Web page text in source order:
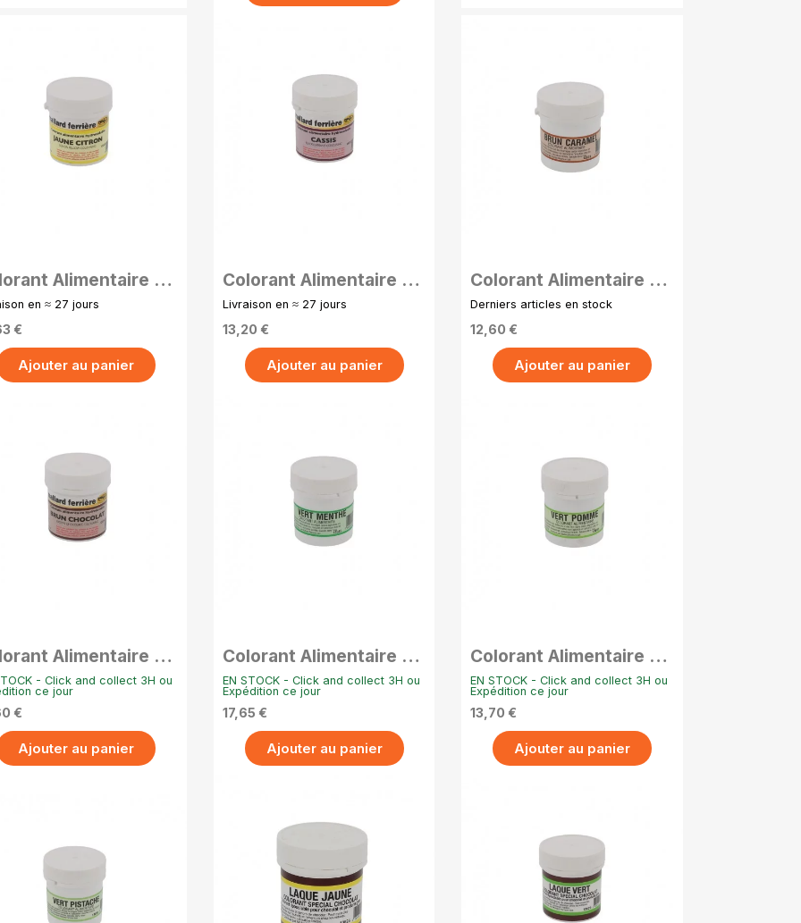
Alimentaire en
Hydrosoluble –
- Jaune citron
en ≈ 27 jours
€
Ajouter au panier
Colorant Alimentaire en
Poudre Hydrosoluble –
20g - Cassis
Livraison en ≈ 27 jours
13,20 €
Ajouter au panier
Colorant Alimentaire en
Poudre Hydrosoluble –
20g - Brun caramel
Derniers articles en stock
12,60 €
Ajouter au panier
Alimentaire en
Hydrosoluble –
- Brun chocolat
- Click and collect 3H ou
ce jour
€
Ajouter au panier
Colorant Alimentaire en
Poudre Hydrosoluble –
20g - Vert menthe
EN STOCK - Click and collect 3H ou
Expédition ce jour
17,65 €
Ajouter au panier
Colorant Alimentaire en
Poudre Hydrosoluble –
20g - Vert Pomme
EN STOCK - Click and collect 3H ou
Expédition ce jour
13,70 €
Ajouter au panier